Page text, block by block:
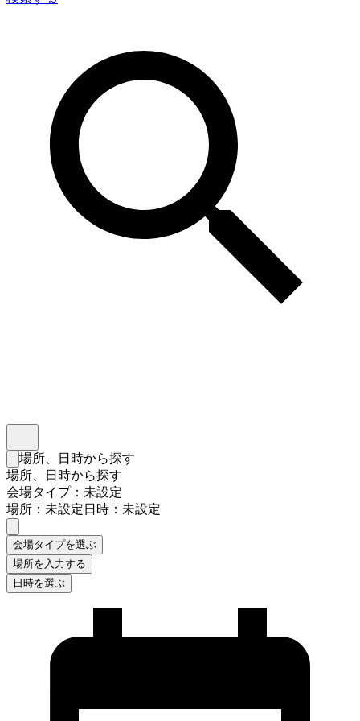
検索フォームを閉じる
場所、日時から探す
場所、日時から探す
会場タイプ：未設定
場所：未設定日時：未設定
会場タイプを選ぶ
場所を入力する
日時を選ぶ